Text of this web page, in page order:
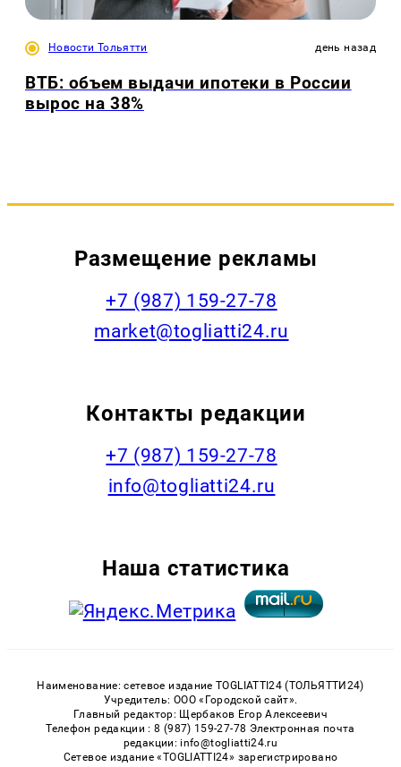
Новости Тольятти день назад
ВТБ: объем выдачи ипотеки в России
вырос на 38%
Размещение рекламы
+7 (987) 159-27-78
market@togliatti24.ru
Контакты редакции
+7 (987) 159-27-78
info@togliatti24.ru
Наша статистика
Наименование: сетевое издание TOGLIATTI24 (ТОЛЬЯТТИ24)
Учредитель: ООО «Городской сайт».
Главный редактор: Щербаков Егор Алексеевич
Телефон редакции : 8 (987) 159-27-78 Электронная почта
редакции: info@togliatti24.ru
Сетевое издание «TOGLIATTI24» зарегистрировано